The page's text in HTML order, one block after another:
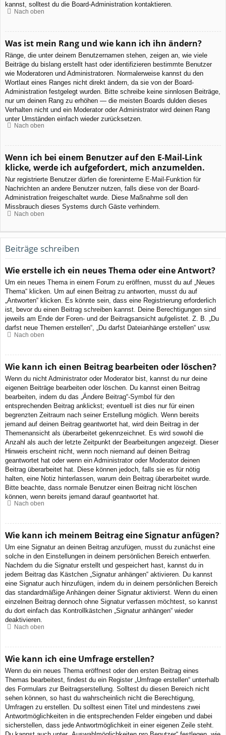
kannst, solltest du die Board-Administration kontaktieren.
Nach oben
Was ist mein Rang und wie kann ich ihn ändern?
Ränge, die unter deinem Benutzernamen stehen, zeigen an, wie viele
Beiträge du bislang erstellt hast oder identifizieren bestimmte Benutzer
wie Moderatoren und Administratoren. Normalerweise kannst du den
Wortlaut eines Ranges nicht direkt ändern, da sie von der Board-
Administration festgelegt wurden. Bitte schreibe keine sinnlosen Beiträge,
nur um deinen Rang zu erhöhen — die meisten Boards dulden dieses
Verhalten nicht und ein Moderator oder Administrator wird deinen Rang
unter Umständen einfach wieder zurücksetzen.
Nach oben
Wenn ich bei einem Benutzer auf den E-Mail-Link
klicke, werde ich aufgefordert, mich anzumelden.
Nur registrierte Benutzer dürfen die foreninterne E-Mail-Funktion für
Nachrichten an andere Benutzer nutzen, falls diese von der Board-
Administration freigeschaltet wurde. Diese Maßnahme soll den
Missbrauch dieses Systems durch Gäste verhindern.
Nach oben
Beiträge schreiben
Wie erstelle ich ein neues Thema oder eine Antwort?
Um ein neues Thema in einem Forum zu eröffnen, musst du auf „Neues
Thema“ klicken. Um auf einen Beitrag zu antworten, musst du auf
„Antworten“ klicken. Es könnte sein, dass eine Registrierung erforderlich
ist, bevor du einen Beitrag schreiben kannst. Deine Berechtigungen sind
jeweils am Ende der Foren- und der Beitragsansicht aufgelistet. Z. B. „Du
darfst neue Themen erstellen“, „Du darfst Dateianhänge erstellen“ usw.
Nach oben
Wie kann ich einen Beitrag bearbeiten oder löschen?
Wenn du nicht Administrator oder Moderator bist, kannst du nur deine
eigenen Beiträge bearbeiten oder löschen. Du kannst einen Beitrag
bearbeiten, indem du das „Ändere Beitrag“-Symbol für den
entsprechenden Beitrag anklickst; eventuell ist dies nur für einen
begrenzten Zeitraum nach seiner Erstellung möglich. Wenn bereits
jemand auf deinen Beitrag geantwortet hat, wird dein Beitrag in der
Themenansicht als überarbeitet gekennzeichnet. Es wird sowohl die
Anzahl als auch der letzte Zeitpunkt der Bearbeitungen angezeigt. Dieser
Hinweis erscheint nicht, wenn noch niemand auf deinen Beitrag
geantwortet hat oder wenn ein Administrator oder Moderator deinen
Beitrag überarbeitet hat. Diese können jedoch, falls sie es für nötig
halten, eine Notiz hinterlassen, warum dein Beitrag überarbeitet wurde.
Bitte beachte, dass normale Benutzer einen Beitrag nicht löschen
können, wenn bereits jemand darauf geantwortet hat.
Nach oben
Wie kann ich meinem Beitrag eine Signatur anfügen?
Um eine Signatur an deinen Beitrag anzufügen, musst du zunächst eine
solche in den Einstellungen in deinem persönlichen Bereich entwerfen.
Nachdem du die Signatur erstellt und gespeichert hast, kannst du in
jedem Beitrag das Kästchen „Signatur anhängen“ aktivieren. Du kannst
eine Signatur auch hinzufügen, indem du in deinem persönlichen Bereich
das standardmäßige Anhängen deiner Signatur aktivierst. Wenn du einen
einzelnen Beitrag dennoch ohne Signatur verfassen möchtest, so kannst
du dort einfach das Kontrollkästchen „Signatur anhängen“ wieder
deaktivieren.
Nach oben
Wie kann ich eine Umfrage erstellen?
Wenn du ein neues Thema eröffnest oder den ersten Beitrag eines
Themas bearbeitest, findest du ein Register „Umfrage erstellen“ unterhalb
des Formulars zur Beitragserstellung. Solltest du diesen Bereich nicht
sehen können, so hast du wahrscheinlich nicht die Berechtigung,
Umfragen zu erstellen. Du solltest einen Titel und mindestens zwei
Antwortmöglichkeiten in die entsprechenden Felder eingeben und dabei
sicherstellen, dass jede Antwortmöglichkeit in einer eigenen Zeile steht.